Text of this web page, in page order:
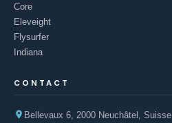
Core
Eleveight
Flysurfer
Indiana
CONTACT
Bellevaux 6, 2000 Neuchâtel, Suisse